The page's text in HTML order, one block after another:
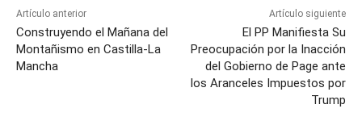
Artículo anterior
Construyendo el Mañana del
Montañismo en Castilla-La
Mancha
Artículo siguiente
El PP Manifiesta Su
Preocupación por la Inacción
del Gobierno de Page ante
los Aranceles Impuestos por
Trump